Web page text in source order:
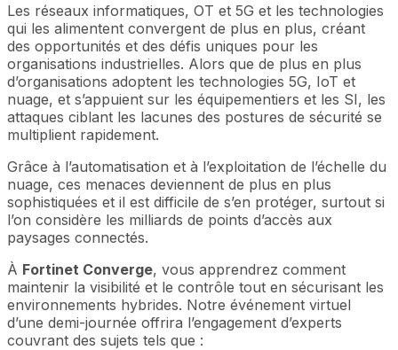
Les réseaux informatiques, OT et 5G et les technologies
qui les alimentent convergent de plus en plus, créant
des opportunités et des défis uniques pour les
organisations industrielles. Alors que de plus en plus
d’organisations adoptent les technologies 5G, IoT et
nuage, et s’appuient sur les équipementiers et les SI, les
attaques ciblant les lacunes des postures de sécurité se
multiplient rapidement.
Grâce à l’automatisation et à l’exploitation de l’échelle du
nuage, ces menaces deviennent de plus en plus
sophistiquées et il est difficile de s’en protéger, surtout si
l’on considère les milliards de points d’accès aux
paysages connectés.
À Fortinet Converge, vous apprendrez comment
maintenir la visibilité et le contrôle tout en sécurisant les
environnements hybrides. Notre événement virtuel
d’une demi-journée offrira l’engagement d’experts
couvrant des sujets tels que :